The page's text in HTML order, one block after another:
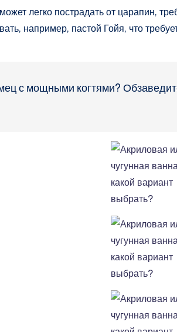
легко пострадать от царапин,
например, пастой Гойя, что
с мощными когтями?